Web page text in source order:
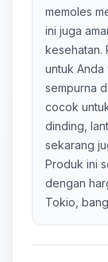
memoles
ini juga
kesehatan.
untuk Anda
sempurna
cocok
dinding,
sekarang
Produk ini
dengan
Tokio,